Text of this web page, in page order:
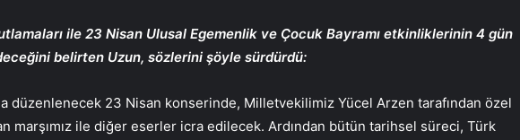
ile 23 Nisan Ulusal Egemenlik ve Çocuk Bayramı etkinliklerinin 4 gün
belirten Uzun, sözlerini şöyle sürdürdü:
düzenlenecek 23 Nisan konserinde, Milletvekilimiz Yücel Arzen tarafından özel
marşımız ile diğer eserler icra edilecek. Ardından bütün tarihsel süreci, Türk